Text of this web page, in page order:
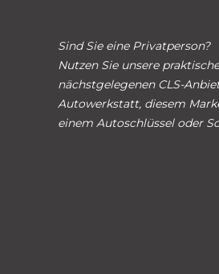
Sind Sie eine Privatperson?
Nutzen Sie unsere
nächstgelegenen CLS-
Autowerkstatt, diesem
einem Autoschlüssel oder